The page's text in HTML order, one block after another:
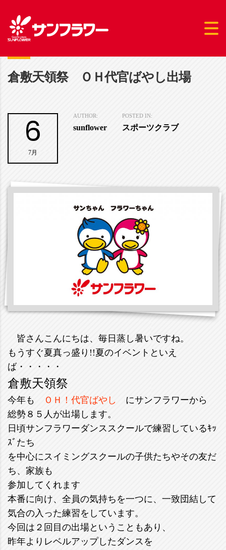
倉敷天領祭 ＯＨ代官ばやし出場
6
7月
AUTHOR:
sunflower
POSTED IN:
スポーツクラブ
皆さんこんにちは、毎日蒸し暑いですね。
もうすぐ夏真っ盛り!!夏のイベントといえ
ば・・・・・
倉敷天領祭
今年も ＯＨ！代官ばやし
にサンフラワーから
総勢８５人が出場します。
日頃サンフラワーダンススクールで練習しているｷｯ
ｽﾞたち
を中心にスイミングスクールの子供たちやその友だ
ち、家族も
参加してくれます
本番に向け、全員の気持ちを一つに、一致団結して
気合の入った練習をしています。
今回は２回目の出場ということもあり、
昨年よりレベルアップしたダンスを